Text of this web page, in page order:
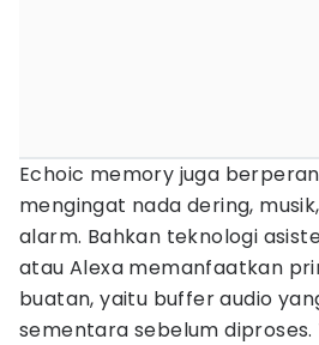
Echoic memory juga
mengingat nada dering,
alarm. Bahkan teknologi
atau Alexa memanfaatkan
buatan, yaitu buffer audio
sementara sebelum